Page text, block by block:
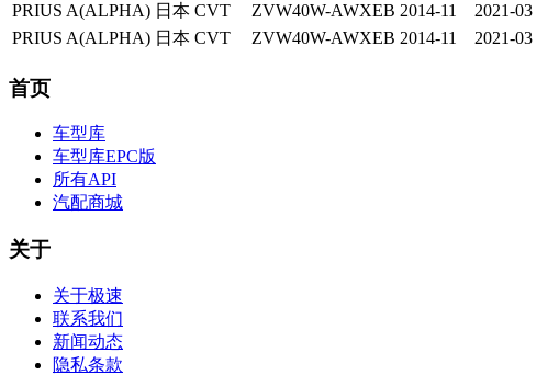
PRIUS A(ALPHA) 日本 CVT ZVW40W-AWXEB 2014-11 2021-03
PRIUS A(ALPHA) 日本 CVT ZVW40W-AWXEB 2014-11 2021-03
首页
车型库
车型库EPC版
所有API
汽配商城
关于
关于极速
联系我们
新闻动态
隐私条款